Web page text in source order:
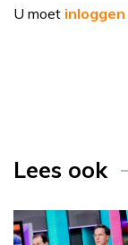
U moet inloggen
Lees ook